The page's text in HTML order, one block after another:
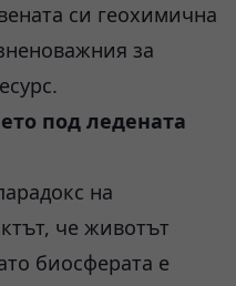
си геохимична
за
под ледената
на
че животът
биосферата е